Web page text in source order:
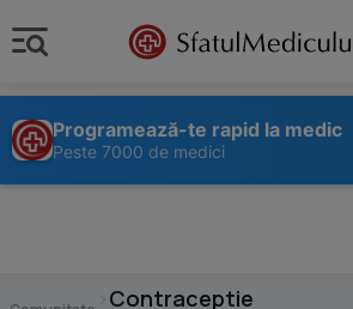
Programează-te rapid la medic
Peste 7000 de medici
Contraceptie